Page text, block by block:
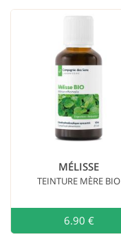
MÉLISSE
TEINTURE MÈRE BIO
6.90 €